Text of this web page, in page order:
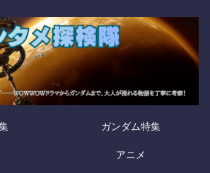
ガンダム特集
アニメ